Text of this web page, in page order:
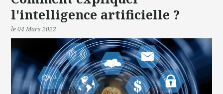
l'intelligence artificielle ?
le 04 Mars 2022